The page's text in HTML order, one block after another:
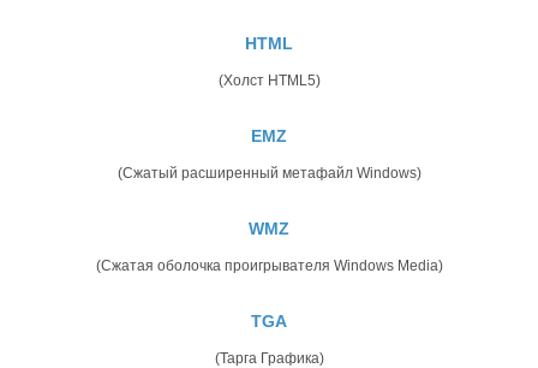
HTML
(Холст HTML5)
EMZ
(Сжатый расширенный метафайл Windows)
WMZ
(Сжатая оболочка проигрывателя Windows Media)
TGA
(Тарга Графика)